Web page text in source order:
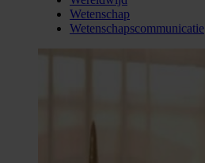
Wetenschap
Wetenschapscommunicatie